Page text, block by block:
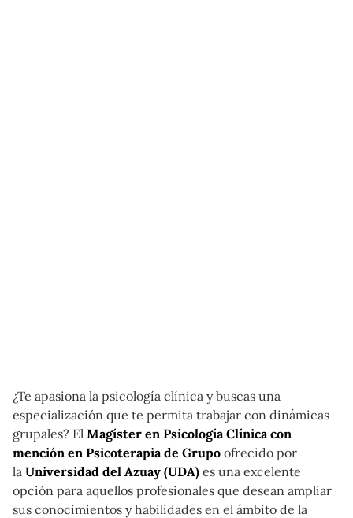
¿Te apasiona la psicología clínica y buscas una
especialización que te permita trabajar con dinámicas
grupales? El Magíster en Psicología Clínica con
mención en Psicoterapia de Grupo ofrecido por
la Universidad del Azuay (UDA) es una excelente
opción para aquellos profesionales que desean ampliar
sus conocimientos y habilidades en el ámbito de la